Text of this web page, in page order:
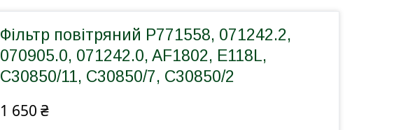
Фільтр повітряний P771558, 071242.2,
070905.0, 071242.0, AF1802, E118L,
C30850/11, C30850/7, C30850/2
1 650 ₴